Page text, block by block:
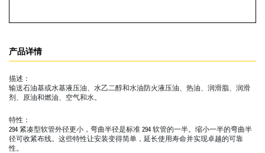
产品详情
描述：
输送石油基或水基液压油、水乙二醇和水油防火液压油、热油、润滑脂、润滑
剂、原油和燃油、空气和水。
特性：
294 紧凑型软管外径更小，弯曲半径是标准 294 软管的一半。缩小一半的弯曲半
径可收紧布线。这些特性让安装变得简单，延长使用寿命并实现卓越的可靠
性。